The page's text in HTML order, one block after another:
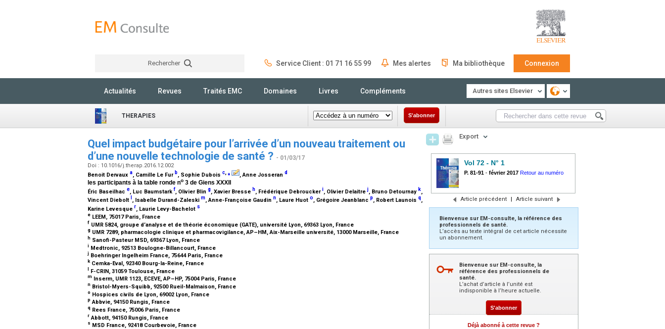
Rechercher Service Client : 01 71 16 55 99 Mes alertes Ma bibliothèque Connexion
Actualités Revues Traités EMC Domaines Livres Compléments Autres sites Elsevier
THERAPIES S'abonner
Quel impact budgétaire pour l’arrivée d’un nouveau traitement ou
d’une nouvelle technologie de santé ? - 01/03/17
Doi : 10.1016/j.therap.2016.12.002
Benoit Dervaux a, Camille Le Fur b, Sophie Dubois c,⁎ , Anne Josseran d
les participants à la table ronde no 3 de Giens XXXII
Éric Baseilhac e, Luc Baumstarkf, Olivier Blin g, Xavier Bresse h, Frédérique Debrouckeri, Olivier Delaitrej, Bruno Detournay k,
Vincent Diebolt , Isabelle Durand-Zaleski m, Anne-Françoise Gaudin n, Laure Huot o, Grégoire Jeanblanc p, Robert Launois q,
Karine Levesque r, Laurie Levy-Bachelot s
e LEEM, 75017 Paris, France
f UMR 5824, groupe d’analyse et de théorie économique (GATE), université Lyon, 69363 Lyon, France
g UMR 7289, pharmacologie clinique et pharmacovigilance, AP–HM, Aix-Marseille université, 13000 Marseille, France
h Sanofi-Pasteur MSD, 69367 Lyon, France
i Medtronic, 92513 Boulogne-Billancourt, France
j Boehringer Ingelheim France, 75644 Paris, France
k Cemka-Eval, 92340 Bourg-la-Reine, France
F-CRIN, 31059 Toulouse, France
m Inserm, UMR 1123, ECEVE, AP–HP, 75004 Paris, France
n Bristol-Myers-Squibb, 92500 Rueil-Malmaison, France
o Hospices civils de Lyon, 69002 Lyon, France
p Abbvie, 94150 Rungis, France
q Rees France, 75006 Paris, France
r Abbott, 94150 Rungis, France
s MSD France, 92418 Courbevoie, France
Export
Vol 72 - N° 1
P. 81-91 - février 2017 Retour au numéro
Article précédent | Article suivant
Bienvenue sur EM-consulte, la référence des
professionnels de santé.
L’accès au texte intégral de cet article nécessite
un abonnement.
Bienvenue sur EM-consulte, la
référence des professionnels de
santé.
L’achat d’article à l’unité est
indisponible à l’heure actuelle.
S'abonner
Déjà abonné à cette revue ?